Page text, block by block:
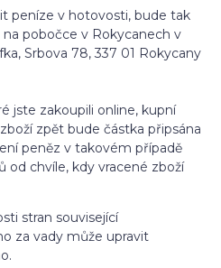
peníze v hotovosti, bude tak
pobočce v Rokycanech v
Srbova 78, 337 01 Rokycany
jste zakoupili online, kupní
zpět bude částka připsána
peněz v takovém případě
od chvíle, kdy vracené zboží
stran související
za vady může upravit